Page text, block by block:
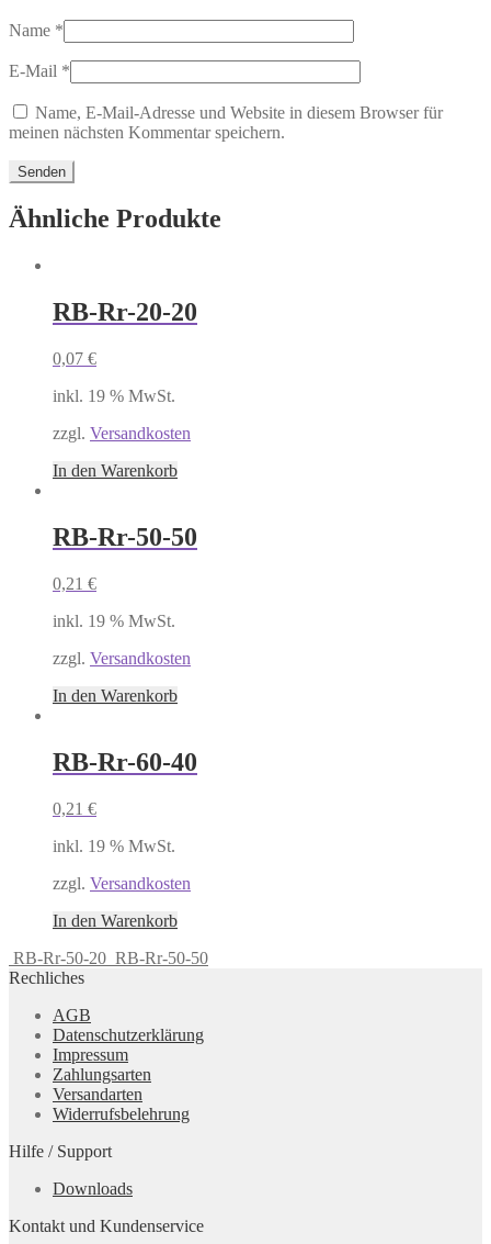
Name *
E-Mail *
Name, E-Mail-Adresse und Website in diesem Browser für
meinen nächsten Kommentar speichern.
Ähnliche Produkte
RB-Rr-20-20
0,07 €
inkl. 19 % MwSt.
zzgl. Versandkosten
In den Warenkorb
RB-Rr-50-50
0,21 €
inkl. 19 % MwSt.
zzgl. Versandkosten
In den Warenkorb
RB-Rr-60-40
0,21 €
inkl. 19 % MwSt.
zzgl. Versandkosten
In den Warenkorb
RB-Rr-50-20 RB-Rr-50-50
Rechliches
AGB
Datenschutzerklärung
Impressum
Zahlungsarten
Versandarten
Widerrufsbelehrung
Hilfe / Support
Downloads
Kontakt und Kundenservice